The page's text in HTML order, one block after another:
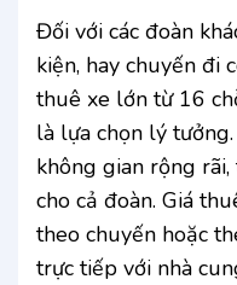
Đối với các đoàn
kiện, hay chuyến đi
thuê xe lớn từ 16
là lựa chọn lý
không gian rộng
cho cả đoàn. Giá
theo chuyến hoặc
trực tiếp với nhà